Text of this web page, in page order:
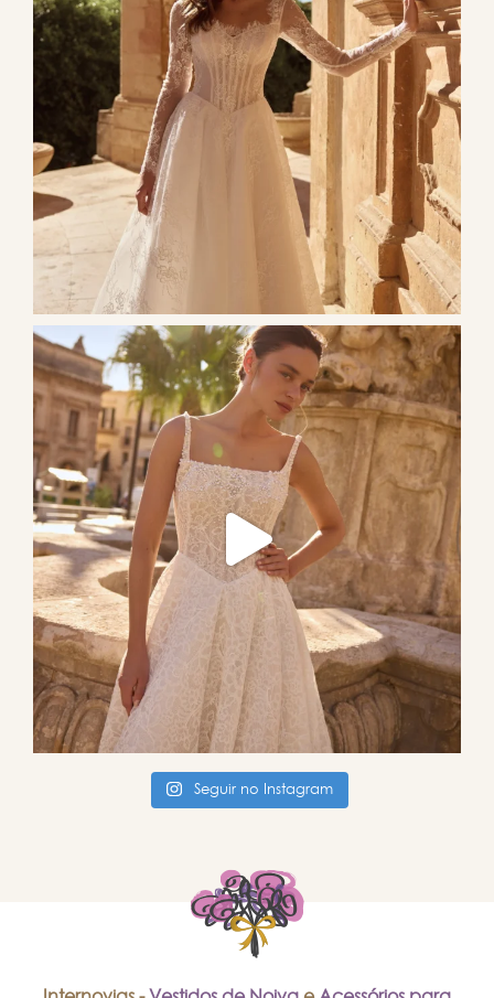
Seguir no Instagram